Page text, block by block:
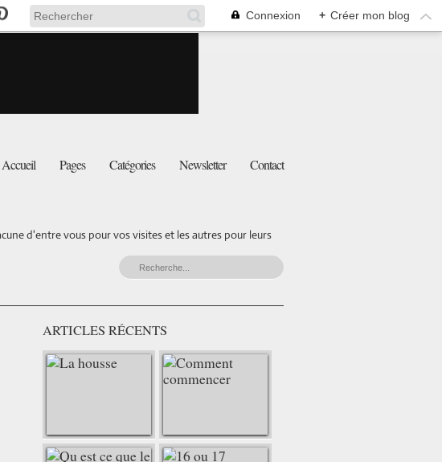
Connexion + Créer mon blog
Accueil Pages Catégories Newsletter Contact
d'entre vous pour vos visites et les autres pour leurs
ARTICLES RÉCENTS